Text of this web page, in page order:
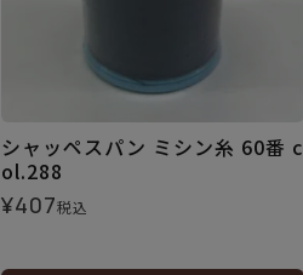
シャッペスパン ミシン糸 60番 c
ol.288
¥407税込